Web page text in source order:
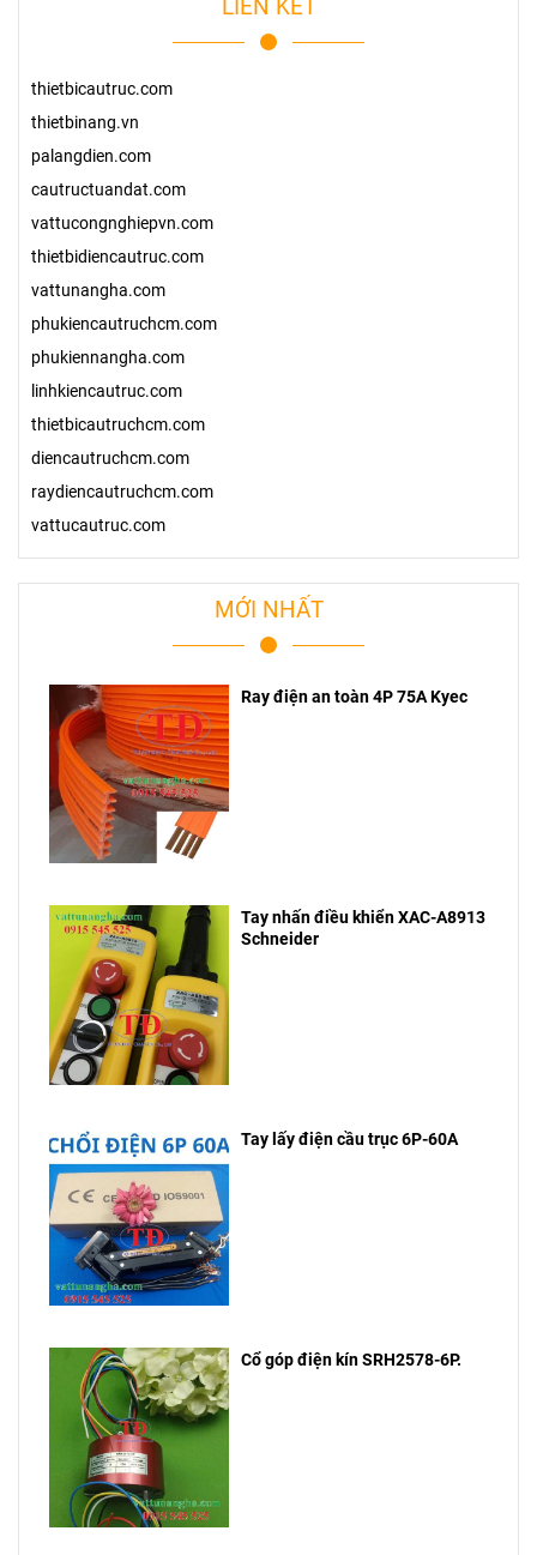
LIÊN KẾT
thietbicautruc.com
thietbinang.vn
palangdien.com
cautructuandat.com
vattucongnghiepvn.com
thietbidiencautruc.com
vattunangha.com
phukiencautruchcm.com
phukiennangha.com
linhkiencautruc.com
thietbicautruchcm.com
diencautruchcm.com
raydiencautruchcm.com
vattucautruc.com
MỚI NHẤT
Ray điện an toàn 4P 75A Kyec
Tay nhấn điều khiển XAC-A8913
Schneider
Tay lấy điện cầu trục 6P-60A
Cổ góp điện kín SRH2578-6P.